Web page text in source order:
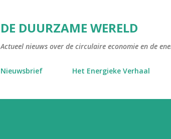
DE DUURZAME WERELD
Actueel nieuws over de circulaire economie en de
Nieuwsbrief Het Energieke Verhaal